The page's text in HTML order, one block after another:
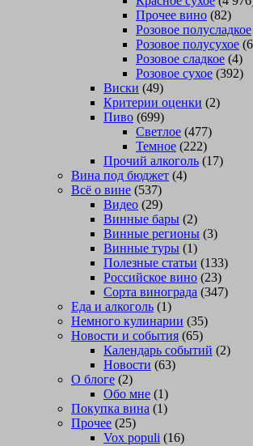
Прочее вино (82)
Розовое полусладкое
Розовое полусухое
Розовое сладкое (4)
Розовое сухое (392)
Виски (49)
Критерии оценки (2)
Пиво (699)
Светлое (477)
Темное (222)
Прочий алкоголь (17)
Вина под бюджет (4)
Всё о вине (537)
Видео (29)
Винные бары (2)
Винные регионы (3)
Винные туры (1)
Полезные статьи (133)
Российское вино (23)
Сорта винограда (347)
Еда и алкоголь (1)
Немного кулинарии (35)
Новости и события (65)
Календарь событий (2)
Новости (63)
О блоге (2)
Обо мне (1)
Покупка вина (1)
Прочее (25)
Vox populi (16)